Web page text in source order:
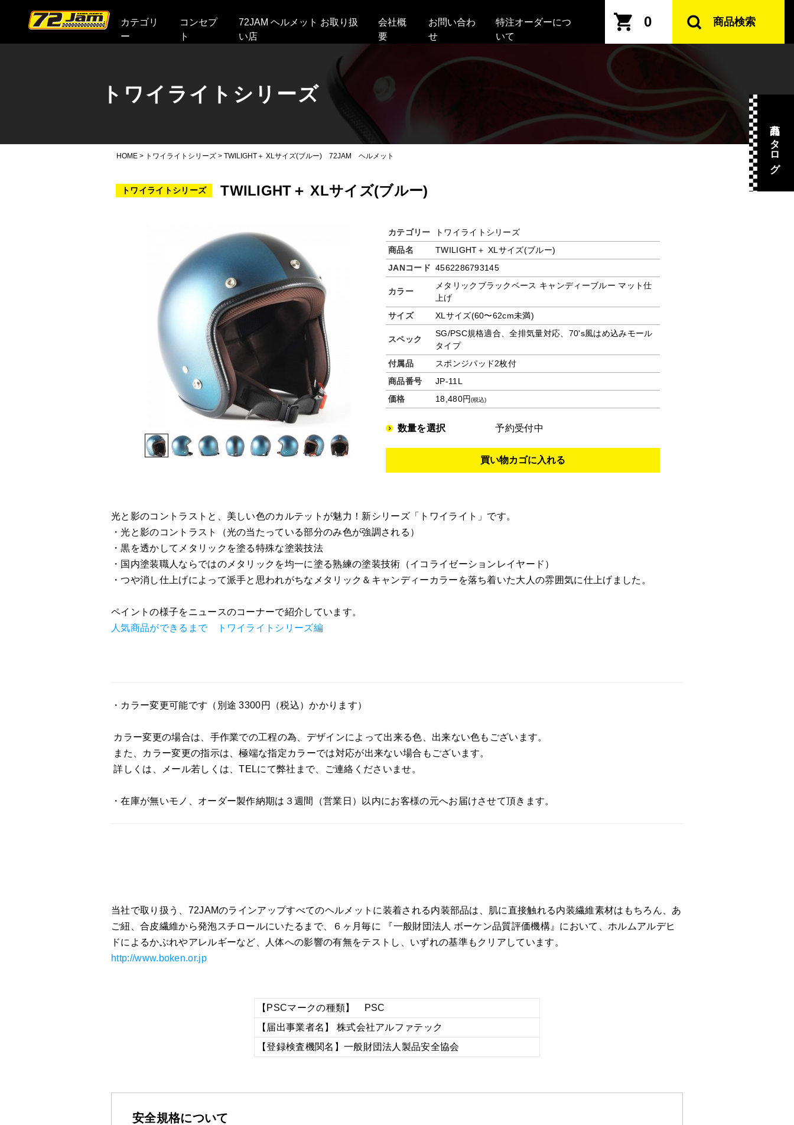
カテゴリ
ー
コンセプ
ト
72JAM ヘルメット お取り扱
い店
会社概
要
お問い合わ
せ
特注オーダーにつ
いて
0 商品検索
トワイライトシリーズ
HOME > トワイライトシリーズ > TWILIGHT＋ XLサイズ(ブルー) 72JAM ヘルメット
トワイライトシリーズ TWILIGHT＋ XLサイズ(ブルー)
カテゴリー
トワイライトシリーズ
商品名
TWILIGHT＋ XLサイズ(ブルー)
JANコード 4562286793145
カラー
メタリックブラックベース キャンディーブルー マット仕
上げ
サイズ
XLサイズ(60〜62cm未満)
スペック
SG/PSC規格適合、全排気量対応、70's風はめ込みモール
タイプ
付属品
スポンジパッド2枚付
商品番号
JP-11L
価格
18,480円(税込)
数量を選択 予約受付中
光と影のコントラストと、美しい色のカルテットが魅力！新シリーズ「トワイライト」です。
・光と影のコントラスト（光の当たっている部分のみ色が強調される）
・黒を透かしてメタリックを塗る特殊な塗装技法
・国内塗装職人ならではのメタリックを均一に塗る熟練の塗装技術（イコライゼーションレイヤード）
・つや消し仕上げによって派手と思われがちなメタリック＆キャンディーカラーを落ち着いた大人の雰囲気に仕上げました。
ペイントの様子をニュースのコーナーで紹介しています。
人気商品ができるまで トワイライトシリーズ編
・カラー変更可能です（別途 3300円（税込）かかります）
カラー変更の場合は、手作業での工程の為、デザインによって出来る色、出来ない色もございます。
また、カラー変更の指示は、極端な指定カラーでは対応が出来ない場合もございます。
詳しくは、メール若しくは、TELにて弊社まで、ご連絡くださいませ。
・在庫が無いモノ、オーダー製作納期は３週間（営業日）以内にお客様の元へお届けさせて頂きます。
当社で取り扱う、72JAMのラインアップすべてのヘルメットに装着される内装部品は、肌に直接触れる内装繊維素材はもちろん、あ
ご紐、合皮繊維から発泡スチロールにいたるまで、６ヶ月毎に 『一般財団法人 ボーケン品質評価機構』において、ホルムアルデヒ
ドによるかぶれやアレルギーなど、人体への影響の有無をテストし、いずれの基準もクリアしています。
http://www.boken.or.jp
【PSCマークの種類】 PSC
【届出事業者名】 株式会社アルファテック
【登録検査機関名】一般財団法人製品安全協会
安全規格について
商品カタログ